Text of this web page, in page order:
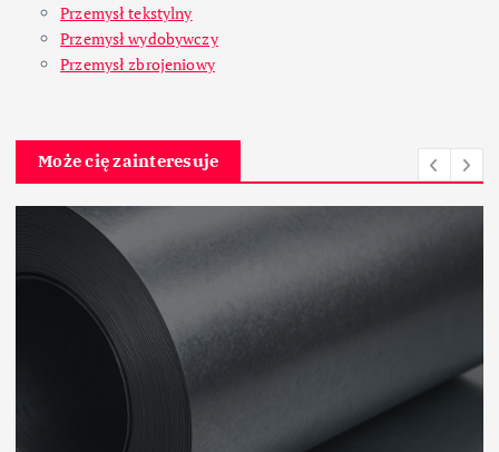
Przemysł tekstylny
Przemysł wydobywczy
Przemysł zbrojeniowy
Może cię zainteresuje